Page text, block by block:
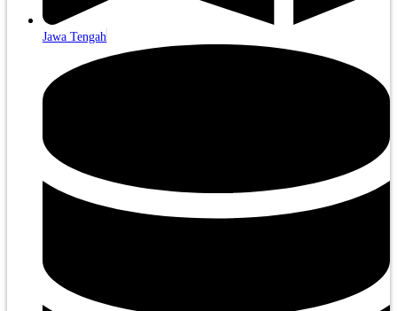
Jawa Tengah